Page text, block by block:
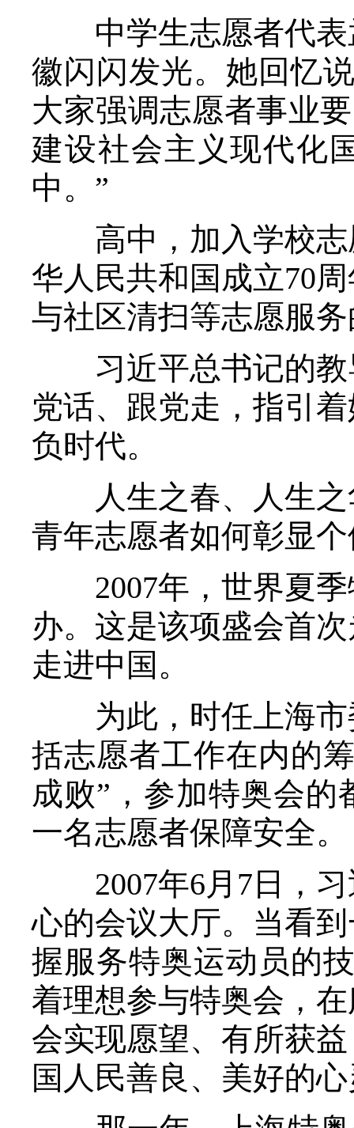
中学生志愿者代表
徽闪闪发光。她回忆
大家强调志愿者事业
建设社会主义现代化
中。”
高中，加入学校志
华人民共和国成立70
与社区清扫等志愿服
习近平总书记的教
党话、跟党走，指引
负时代。
人生之春、人生之
青年志愿者如何彰显
2007年，世界夏季
办。这是该项盛会首
走进中国。
为此，时任上海市
括志愿者工作在内的
成败”，参加特奥会
一名志愿者保障安全。
2007年6月7日，习
心的会议大厅。当看
握服务特奥运动员的
着理想参与特奥会，
会实现愿望、有所获
国人民善良、美好的